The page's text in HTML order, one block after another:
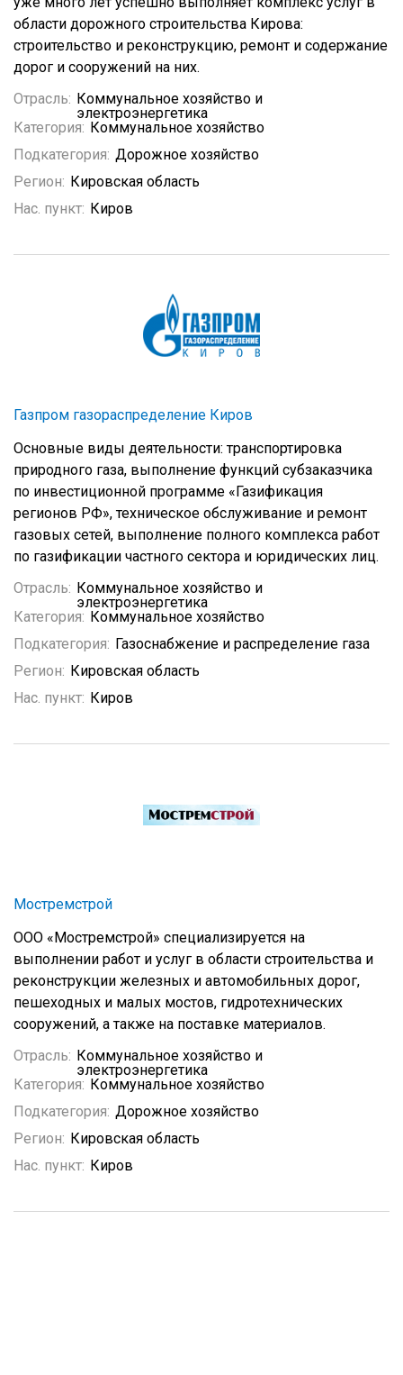
области дорожного строительства Кирова:
строительство и реконструкцию, ремонт и содержание
дорог и сооружений на них.
Отрасль: Коммунальное хозяйство и
электроэнергетика
Категория: Коммунальное хозяйство
Подкатегория: Дорожное хозяйство
Регион: Кировская область
Нас. пункт: Киров
Газпром газораспределение Киров
Основные виды деятельности: транспортировка
природного газа, выполнение функций субзаказчика
по инвестиционной программе «Газификация
регионов РФ», техническое обслуживание и ремонт
газовых сетей, выполнение полного комплекса работ
по газификации частного сектора и юридических лиц.
Отрасль: Коммунальное хозяйство и
электроэнергетика
Категория: Коммунальное хозяйство
Подкатегория: Газоснабжение и распределение газа
Регион: Кировская область
Нас. пункт: Киров
Мостремстрой
ООО «Мостремстрой» специализируется на
выполнении работ и услуг в области строительства и
реконструкции железных и автомобильных дорог,
пешеходных и малых мостов, гидротехнических
сооружений, а также на поставке материалов.
Отрасль: Коммунальное хозяйство и
электроэнергетика
Категория: Коммунальное хозяйство
Подкатегория: Дорожное хозяйство
Регион: Кировская область
Нас. пункт: Киров